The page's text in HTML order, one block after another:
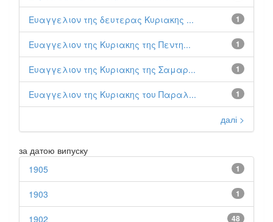
1
Ευαγγελιον της δευτερας Κυριακης ...
1
Ευαγγελιον της Κυριακης της Πεντη...
1
Ευαγγελιον της Κυριακης της Σαμαρ...
1
Ευαγγελιον της Κυριακης του Παραλ...
далі >
за датою випуску
1
1905
1
1903
48
1902